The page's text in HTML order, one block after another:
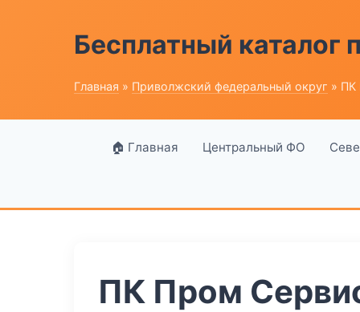
Бесплатный
Главная » Приволжский федеральный округ » ПК
🏠 Главная Центральный ФО
ПК Пром